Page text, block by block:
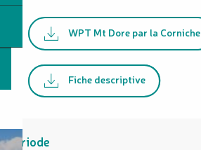
WPT Mt Dore par la Corniche
Fiche descriptive
Période